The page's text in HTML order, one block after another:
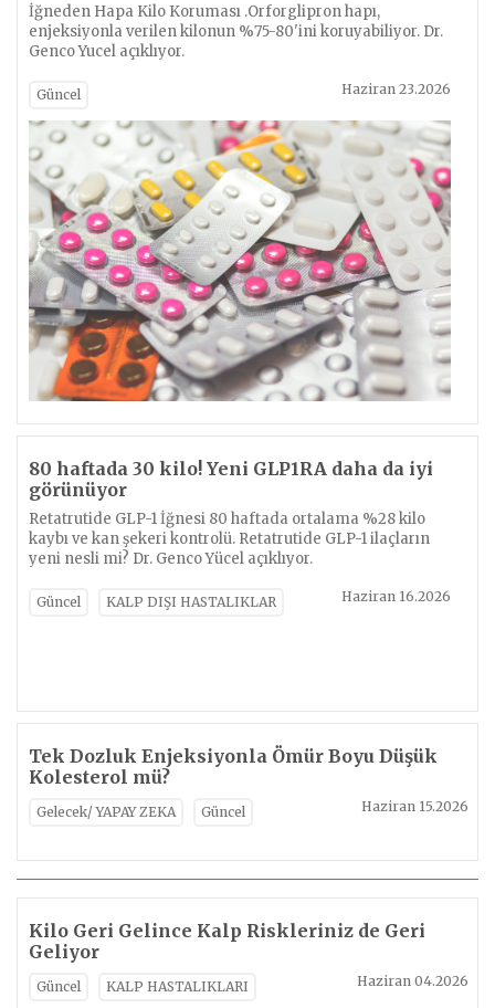
İğneden Hapa Kilo Koruması .Orforglipron hapı,
enjeksiyonla verilen kilonun %75-80'ini koruyabiliyor. Dr.
Genco Yucel açıklıyor.
Güncel Haziran 23.2026
80 haftada 30 kilo! Yeni GLP1RA daha da iyi
görünüyor
Retatrutide GLP-1 İğnesi 80 haftada ortalama %28 kilo
kaybı ve kan şekeri kontrolü. Retatrutide GLP-1 ilaçların
yeni nesli mi? Dr. Genco Yücel açıklıyor.
Güncel KALP DIŞI HASTALIKLAR Haziran 16.2026
Tek Dozluk Enjeksiyonla Ömür Boyu Düşük
Kolesterol mü?
Gelecek/ YAPAY ZEKA Güncel Haziran 15.2026
Kilo Geri Gelince Kalp Riskleriniz de Geri
Geliyor
Güncel KALP HASTALIKLARI Haziran 04.2026